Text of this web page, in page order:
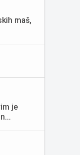
maš,
je